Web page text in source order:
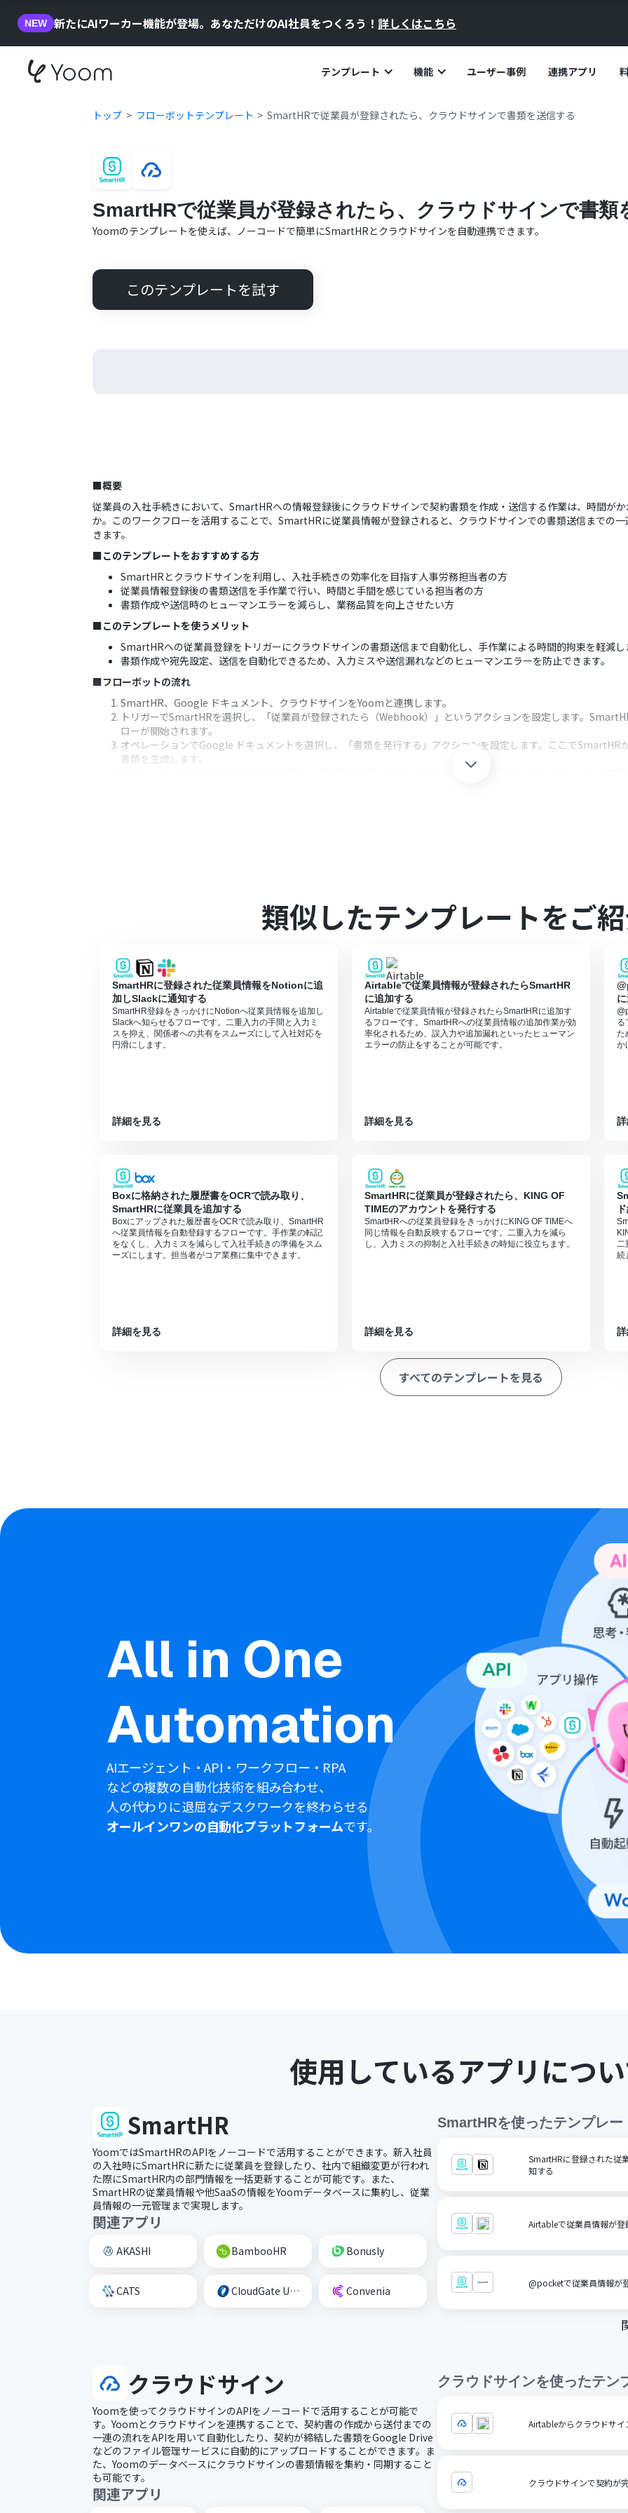
NEW 新たにAIワーカー機能が登場。あなただけのAI社員をつくろう！ 詳しくはこちら
テンプレート 機能 ユーザー事例 連携アプリ
トップ フローボットテンプレート SmartHRで従業員が登録されたら、クラウドサインで書類を送信する
SmartHRで従業員が登録されたら、クラウドサインで書類
Yoomのテンプレートを使えば、ノーコードで簡単にSmartHRとクラウドサインを自動連携できます。
このテンプレートを試す
■概要
従業員の入社手続きにおいて、SmartHRへの情報登録後にクラウドサインで契約書類を作成・送信する作業は、時間が
か。このワークフローを活用することで、SmartHRに従業員情報が登録されると、クラウドサインでの書類送信までの
きます。
■このテンプレートをおすすめする方
SmartHRとクラウドサインを利用し、入社手続きの効率化を目指す人事労務担当者の方
従業員情報登録後の書類送信を手作業で行い、時間と手間を感じている担当者の方
書類作成や送信時のヒューマンエラーを減らし、業務品質を向上させたい方
■このテンプレートを使うメリット
SmartHRへの従業員登録をトリガーにクラウドサインの書類送信まで自動化し、手作業による時間的拘束を軽減し
書類作成や宛先設定、送信を自動化できるため、入力ミスや送信漏れなどのヒューマンエラーを防止できます。
■フローボットの流れ
SmartHR、Google ドキュメント、クラウドサインをYoomと連携します。
トリガーでSmartHRを選択し、「従業員が登録されたら（Webhook）」というアクションを設定します。
ローが開始されます。
オペレーションでGoogle ドキュメントを選択し、「書類を発行する」アクションを設定します。ここでSmartHR
書類を生成します。
クラウドサインの一連のオペレーション（「書類の作成」から「書類の送信・リマインド」まで）では、Google
ら取得した従業員のメールアドレスなどのアウトプット情報を活用して、各ステップの項目（書類名、宛先、メ
■注意事項
SmartHR、Google ドキュメント、クラウドサインのそれぞれとYoomを連携してください。
類似したテンプレートをご
SmartHRに登録された従業員情報をNotionに追
加しSlackに通知する
SmartHR登録をきっかけにNotionへ従業員情報を追加し
Slackへ知らせるフローです。二重入力の手間と入力ミ
スを抑え、関係者への共有をスムーズにして入社対応を
円滑にします。
詳細を見る
Airtableで従業員情報が登録されたらSmartHR
に追加する
Airtableで従業員情報が登録されたらSmartHRに追加す
るフローです。SmartHRへの従業員情報の追加作業が効
率化されるため、誤入力や追加漏れといったヒューマン
エラーの防止をすることが可能です。
詳細を見る
る
た
か
Boxに格納された履歴書をOCRで読み取り、
SmartHRに従業員を追加する
Boxにアップされた履歴書をOCRで読み取り、SmartHR
へ従業員情報を自動登録するフローです。手作業の転記
をなくし、入力ミスを減らして入社手続きの準備をスム
ーズにします。担当者がコア業務に集中できます。
詳細を見る
SmartHRに従業員が登録されたら、KING OF
TIMEのアカウントを発行する
SmartHRへの従業員登録をきっかけにKING OF TIMEへ
同じ情報を自動反映するフローです。二重入力を減ら
し、入力ミスの抑制と入社手続きの時短に役立ちます。
詳細を見る
二
続
すべてのテンプレートを見る
All in One
Automation
AIエージェント・API・ワークフロー・RPA
などの複数の自動化技術を組み合わせ、
人の代わりに退屈なデスクワークを終わらせる
オールインワンの自動化プラットフォームです。
使用しているアプリにつ
SmartHR
YoomではSmartHRのAPIをノーコードで活用することができます。新入社員
の入社時にSmartHRに新たに従業員を登録したり、社内で組織変更が行われ
た際にSmartHR内の部門情報を一括更新することが可能です。また、
SmartHRの従業員情報や他SaaSの情報をYoomデータベースに集約し、従業
員情報の一元管理まで実現します。
関連アプリ
AKASHI BambooHR Bonusly
CATS CloudGate UNO Convenia
SmartHRを使ったテンプレー
SmartHRに登録された従
知する
Airtableで従業員情報が
@pocketで従業員情報が
クラウドサイン
Yoomを使ってクラウドサインのAPIをノーコードで活用することが可能で
す。Yoomとクラウドサインを連携することで、契約書の作成から送付までの
一連の流れをAPIを用いて自動化したり、契約が締結した書類をGoogle Drive
などのファイル管理サービスに自動的にアップロードすることができます。ま
た、Yoomのデータベースにクラウドサインの書類情報を集約・同期すること
も可能です。
関連アプリ
クラウドサインを使ったテン
Airtableからクラウドサ
クラウドサインで契約が